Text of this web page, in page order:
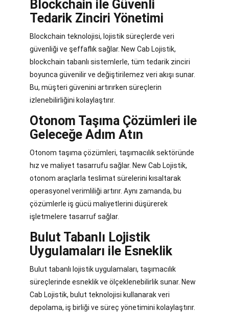
Blockchain ile Güvenli
Tedarik Zinciri Yönetimi
Blockchain teknolojisi, lojistik süreçlerde veri
güvenliği ve şeffaflık sağlar. New Cab Lojistik,
blockchain tabanlı sistemlerle, tüm tedarik zinciri
boyunca güvenilir ve değiştirilemez veri akışı sunar.
Bu, müşteri güvenini artırırken süreçlerin
izlenebilirliğini kolaylaştırır.
Otonom Taşıma Çözümleri ile
Geleceğe Adım Atın
Otonom taşıma çözümleri, taşımacılık sektöründe
hız ve maliyet tasarrufu sağlar. New Cab Lojistik,
otonom araçlarla teslimat sürelerini kısaltarak
operasyonel verimliliği artırır. Aynı zamanda, bu
çözümlerle iş gücü maliyetlerini düşürerek
işletmelere tasarruf sağlar.
Bulut Tabanlı Lojistik
Uygulamaları ile Esneklik
Bulut tabanlı lojistik uygulamaları, taşımacılık
süreçlerinde esneklik ve ölçeklenebilirlik sunar. New
Cab Lojistik, bulut teknolojisi kullanarak veri
depolama, iş birliği ve süreç yönetimini kolaylaştırır.